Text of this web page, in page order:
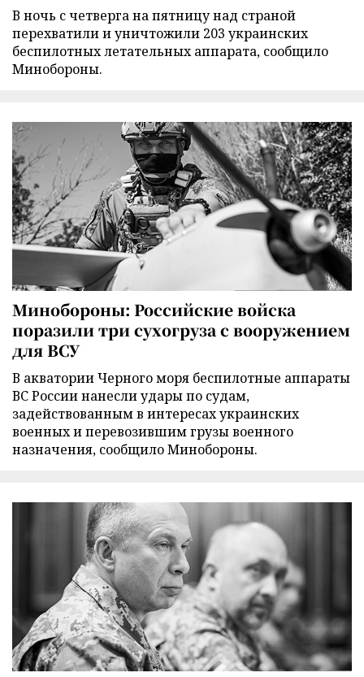
В ночь с четверга на пятницу над страной
перехватили и уничтожили 203 украинских
беспилотных летательных аппарата, сообщило
Минобороны.
Минобороны: Российские войска
поразили три сухогруза с вооружением
для ВСУ
В акватории Черного моря беспилотные аппараты
ВС России нанесли удары по судам,
задействованным в интересах украинских
военных и перевозившим грузы военного
назначения, сообщило Минобороны.